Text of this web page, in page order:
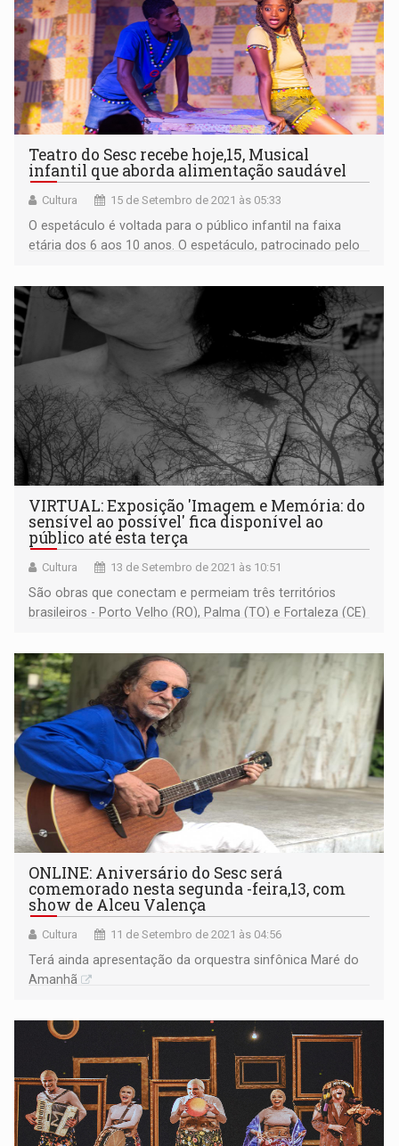
Teatro do Sesc recebe hoje,15, Musical
infantil que aborda alimentação saudável
Cultura 15 de Setembro de 2021 às 05:33
O espetáculo é voltada para o público infantil na faixa
etária dos 6 aos 10 anos. O espetáculo, patrocinado pelo
VIRTUAL: Exposição 'Imagem e Memória: do
sensível ao possível' fica disponível ao
público até esta terça
Cultura 13 de Setembro de 2021 às 10:51
São obras que conectam e permeiam três territórios
brasileiros - Porto Velho (RO), Palma (TO) e Fortaleza (CE)
ONLINE: Aniversário do Sesc será
comemorado nesta segunda -feira,13, com
show de Alceu Valença
Cultura 11 de Setembro de 2021 às 04:56
Terá ainda apresentação da orquestra sinfônica Maré do
Amanhã